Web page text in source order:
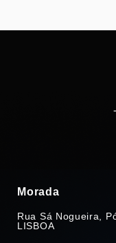
Morada
Rua Sá Nogueira,
LISBOA